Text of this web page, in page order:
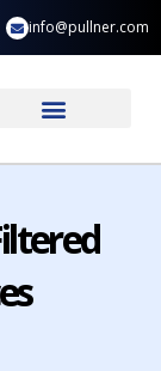
info@pullner.com